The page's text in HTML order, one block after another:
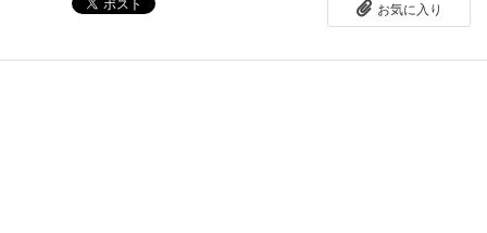
お気に入り